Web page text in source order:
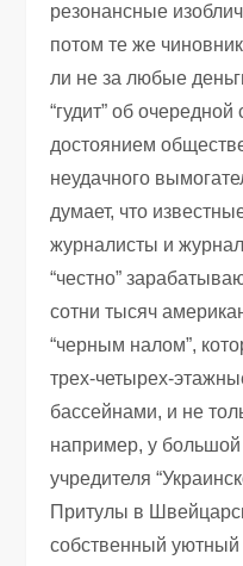
резонансные
потом те же
ли не за любые
“гудит” об
достоянием
неудачного
думает, что
журналисты и
“честно”
сотни тысяч
“черным налом”,
трех-четырех-
бассейнами, и не
например, у
учредителя
Притулы в
собственный